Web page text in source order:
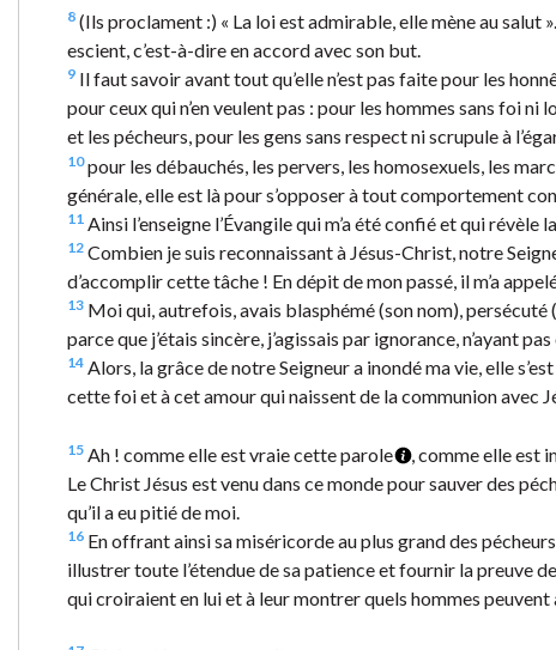
8 (Ils proclament :) « La loi est admirable, elle mène au salut
escient, c’est-à-dire en accord avec son but.
9 Il faut savoir avant tout qu’elle n’est pas faite pour les
pour ceux qui n’en veulent pas : pour les hommes sans foi
et les pécheurs, pour les gens sans respect ni scrupule à
10pour les débauchés, les pervers, les homosexuels, les
générale, elle est là pour s’opposer à tout comportement
11 Ainsi l’enseigne l’Évangile qui m’a été confié et qui
12 Combien je suis reconnaissant à Jésus-Christ, notre
d’accomplir cette tâche ! En dépit de mon passé, il m’a
13 Moi qui, autrefois, avais blasphémé (son nom), persécuté
parce que j’étais sincère, j’agissais par ignorance, n’ayant
14 Alors, la grâce de notre Seigneur a inondé ma vie, elle
cette foi et à cet amour qui naissent de la communion avec
15 Ah ! comme elle est vraie cette parole
, comme elle est
Le Christ Jésus est venu dans ce monde pour sauver des
qu’il a eu pitié de moi.
16 En offrant ainsi sa miséricorde au plus grand des
illustrer toute l’étendue de sa patience et fournir la preuve
qui croiraient en lui et à leur montrer quels hommes peuvent